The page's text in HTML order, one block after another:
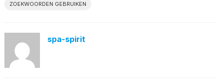
ZOEKWOORDEN GEBRUIKEN
spa-spirit